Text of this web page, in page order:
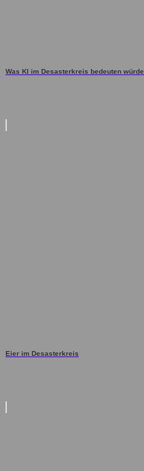
Was KI im Desasterkreis bedeuten würde
Eier im Desasterkreis